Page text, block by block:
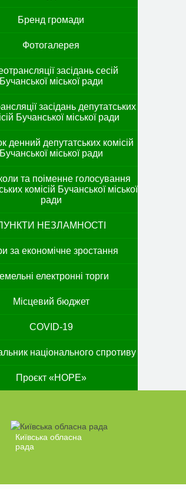
Бренд громади
Фотогалерея
засідань сесій
Бучанської міської ради
засідань депутатських
Бучанської міської ради
денний депутатських комісій
Бучанської міської ради
та поіменне голосування
комісій Бучанської міської
ради
НЕЗЛАМНОСТІ
за економічне зростання
електронні торги
Місцевий бюджет
COVID-19
національного спротиву
Проєкт «HOPE»
Київська обласна
рада